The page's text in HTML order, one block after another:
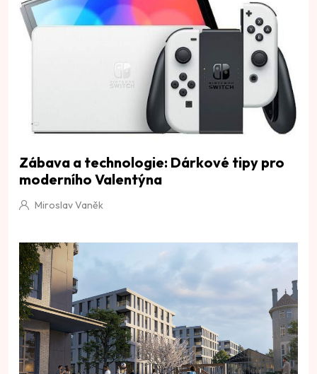
Zábava a technologie: Dárkové tipy pro
moderního Valentýna
Miroslav Vaněk